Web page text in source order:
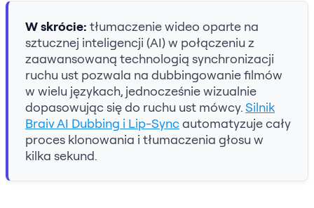
W skrócie: tłumaczenie wideo oparte na
sztucznej inteligencji (AI) w połączeniu z
zaawansowaną technologią synchronizacji
ruchu ust pozwala na dubbingowanie filmów
w wielu językach, jednocześnie wizualnie
dopasowując się do ruchu ust mówcy.Silnik
Braiv AI Dubbing i Lip-Syncautomatyzuje cały
proces klonowania i tłumaczenia głosu w
kilka sekund.